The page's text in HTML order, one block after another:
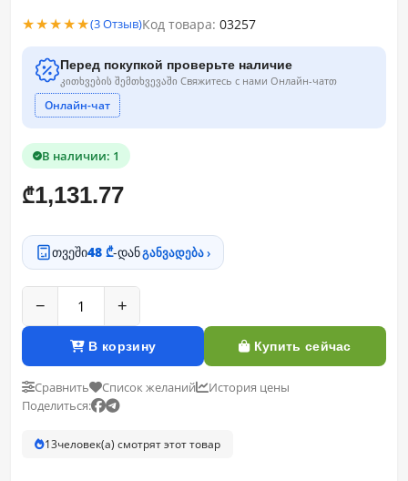
★★★★★(3 Отзыв)Код товара: 03257
Перед покупкой проверьте наличие
კითხვების შემთხვევაში Свяжитесь с нами Онлайн-чатთ
Онлайн-чат
В наличии: 1
₾1,131.77
თვეში48 ₾-დანგანვადება ›
− +
В корзину Купить сейчас
Сравнить Список желаний
История цены
Поделиться:
13человек(а) смотрят этот товар